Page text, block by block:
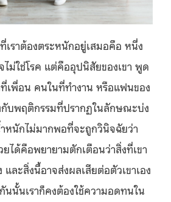
เราต้องตระหนักอยู่เสมอคือ หนึ่ง
ไม่ใช่โรค แต่คืออุปนิสัยของเขา พูด
เพื่อน คนในที่ทำงาน หรือแฟนของ
กับพฤติกรรมที่ปรากฏในลักษณะบ่ง
หนักไม่มากพอที่จะถูกวินิจฉัยว่า
ยได้คือพยายามตักเตือนว่าสิ่งที่เขา
ละสิ่งนี้อาจส่งผลเสียต่อตัวเขาเอง
นั้นเราก็คงต้องใช้ความอดทนใน